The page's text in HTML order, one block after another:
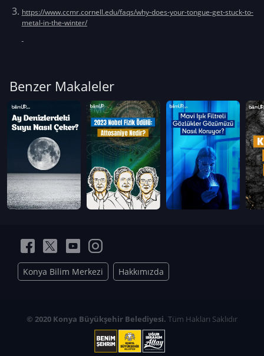
https://www.ccmr.cornell.edu/faqs/why-does-your-tongue-get-stuck-to-
metal-in-the-winter/
Benzer Makaleler
Konya Bilim Merkezi Hakkımızda
© 2020 Konya Büyükşehir Belediyesi. Tüm Hakları Saklıdır